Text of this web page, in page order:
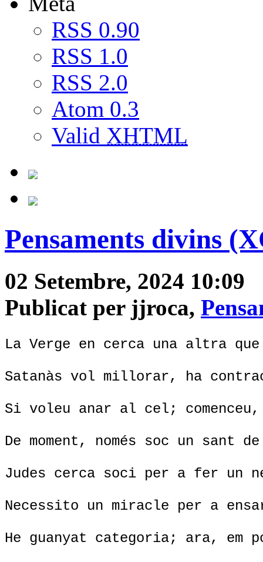
RSS 0.90
RSS 1.0
RSS 2.0
Atom 0.3
Valid XHTML
Pensaments divins
02 Setembre, 2024 10:09
Publicat per jjroca,
La Verge en cerca una altra
Satanàs vol millorar, ha
Si voleu anar al cel;
De moment, només soc un sant
Judes cerca soci per a fer un
Necessito un miracle per a
He guanyat categoria; ara, em